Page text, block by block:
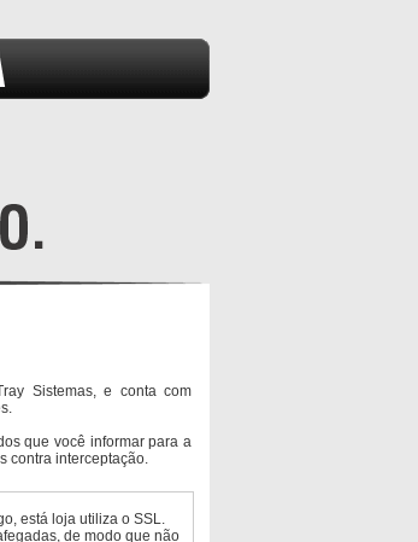
Sistemas, e conta com
que você informar para a
contra interceptação.
está loja utiliza o SSL.
de modo que não